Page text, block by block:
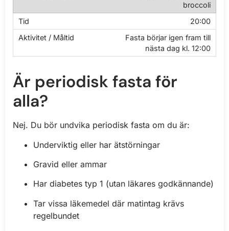
broccoli
20:00
Fasta börjar igen fram till
nästa dag kl. 12:00
Är periodisk fasta för
alla?
Nej. Du bör undvika periodisk fasta om du är:
Underviktig eller har ätstörningar
Gravid eller ammar
Har diabetes typ 1 (utan läkares godkännande)
Tar vissa läkemedel där matintag krävs
regelbundet